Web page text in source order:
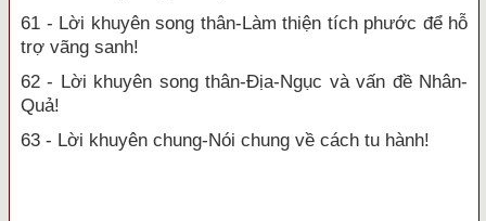
61 - Lời khuyên song thân-Làm thiện tích phước để hỗ
trợ vãng sanh!
62 - Lời khuyên song thân-Địa-Ngục và vấn đề Nhân-
Quả!
63 - Lời khuyên chung-Nói chung về cách tu hành!